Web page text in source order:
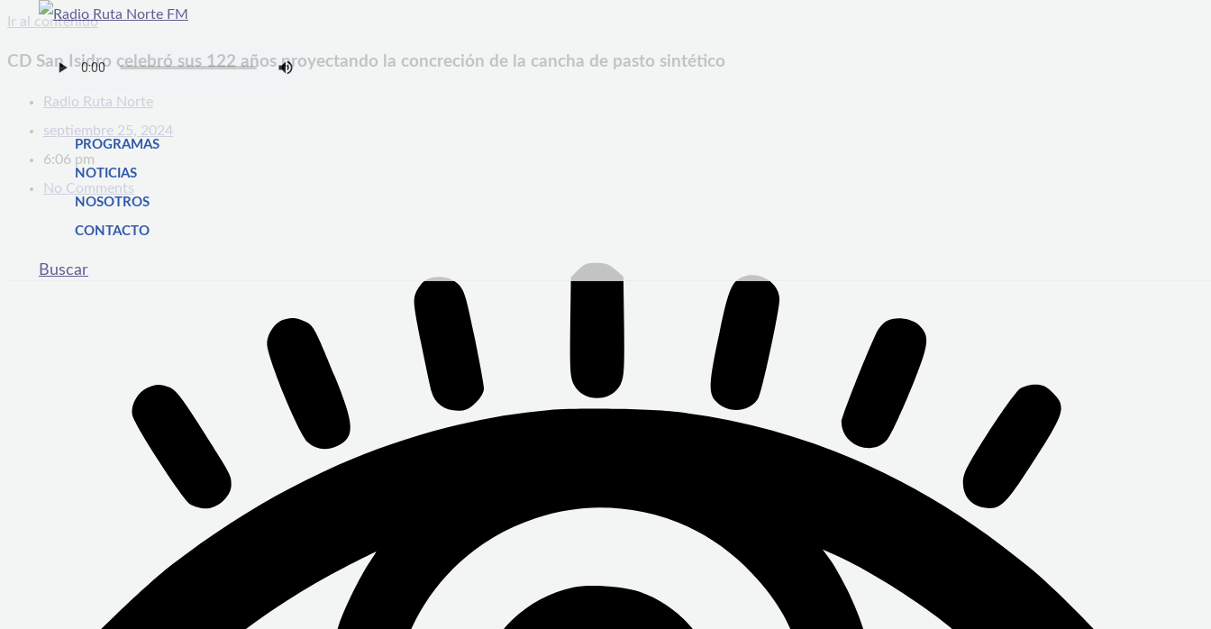
Ir al contenido
PROGRAMAS
NOTICIAS
NOSOTROS
CONTACTO
Buscar
CD San Isidro celebró sus 122 años proyectando la concreción de la cancha de pasto sintético
Radio Ruta Norte
septiembre 25, 2024
6:06 pm
No Comments